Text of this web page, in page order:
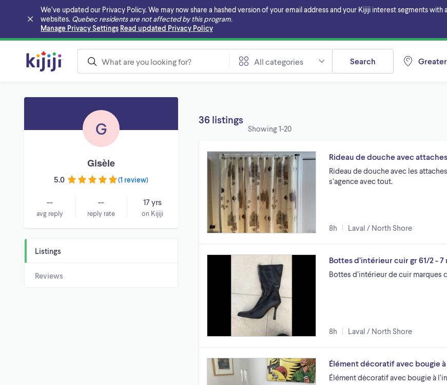
We’ve updated our Privacy Policy. We may now share a hashed version of your email address and your Kijiji interest segments
websites. Quebec residents are not affected by this program.
Manage Privacy Settings Read updated Privacy Policy
Skip to main content
All categories Search
G
Gisèle
5.0 (1 review)
--
avg reply
--
reply rate
17 yrs
on Kijiji
Listings
Reviews
36 listings
Showing1-20
Rideau de douche avec attaches
Rideau de douche avec les
s’agence avec tout.
8h Laval / North Shore
Bottes d’intérieur cuir gr 61/2 -
Bottes d’intérieur de cuir marques
8h Laval / North Shore
Élément décoratif avec bougie à
Élément dėcoratif avec bougie à